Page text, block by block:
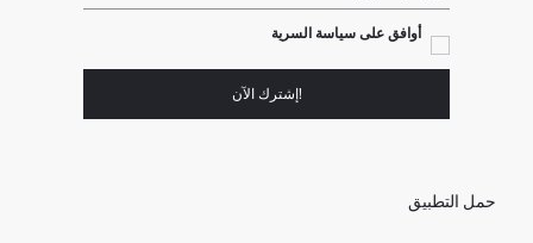
أوافق على سياسة السرية
!إشترك الآن
حمل التطبيق